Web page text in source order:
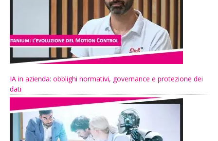
IA in azienda: obblighi normativi, governance e protezione dei
dati